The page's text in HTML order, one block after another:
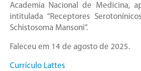
Academia Nacional de Medicina,
intitulada “Receptores
Schistosoma Mansoni”.
Faleceu em 14 de agosto de 2025.
Currículo Lattes